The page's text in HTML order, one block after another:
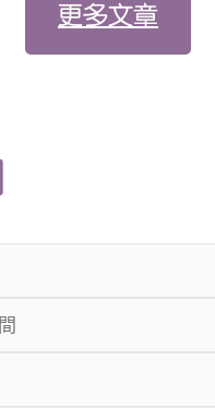
更多文章